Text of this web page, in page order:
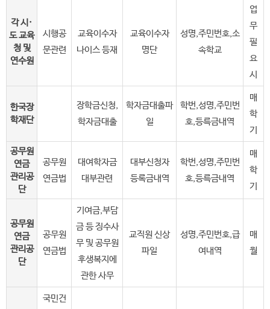
각 시·
도 교육
청 및
연수원
시행공
문관련
교육이수자
나이스 등재
교육이수자
명단
성명,주민번호,소
속학교
업
무
필
요
시
한국장
학재단
장학금신청,
학자금대출
학자금대출파
일
학번,성명,주민번
호,등륵금내역
매
학
기
공무원
연금
관리공
단
공무원
연금법
대여학자금
대부관련
대부신청자
등록금내역
학번,성명,주민번
호,등륵금내역
매
학
기
공무원
연금
관리공
단
공무원
연금법
기여금,부담
금 등 징수사
무 및 공무원
후생복지에
관한 사무
교직원 신상
파일
성명,주민번호,급
여내역
매
월
국민건